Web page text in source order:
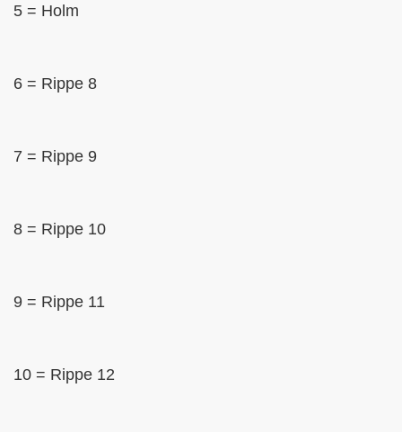
5 = Holm
6 = Rippe 8
7 = Rippe 9
8 = Rippe 10
9 = Rippe 11
10 = Rippe 12